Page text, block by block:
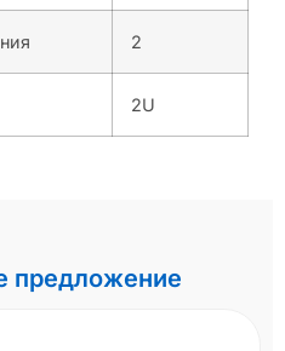
2
2U
предложение